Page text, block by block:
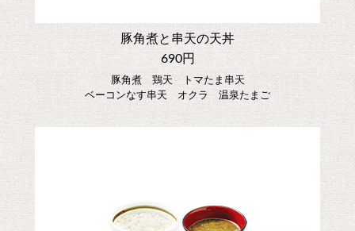
豚角煮と串天の天丼
690円
豚角煮 鶏天 トマたま串天
ベーコンなす串天 オクラ 温泉たまご